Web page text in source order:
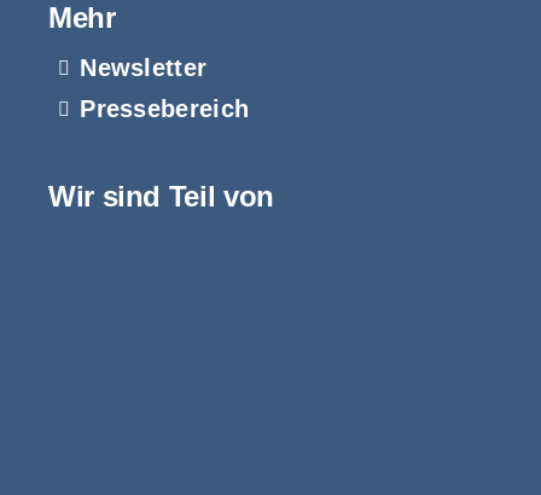
Mehr
Newsletter
Pressebereich
Wir sind Teil von